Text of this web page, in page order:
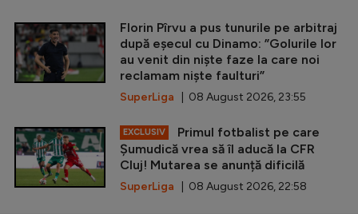
Florin Pîrvu a pus tunurile pe arbitraj
după eșecul cu Dinamo: ”Golurile lor
au venit din niște faze la care noi
reclamam niște faulturi”
SuperLiga | 08 August 2026, 23:55
EXCLUSIV
Primul fotbalist pe care
Șumudică vrea să îl aducă la CFR
Cluj! Mutarea se anunță dificilă
SuperLiga | 08 August 2026, 22:58